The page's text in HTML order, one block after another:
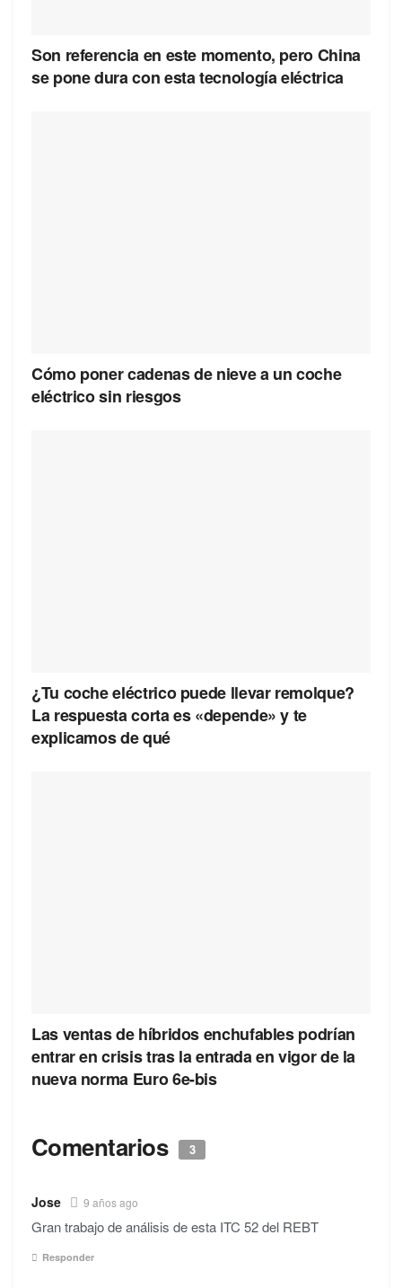
Son referencia en este momento, pero China
se pone dura con esta tecnología eléctrica
Cómo poner cadenas de nieve a un coche
eléctrico sin riesgos
¿Tu coche eléctrico puede llevar remolque?
La respuesta corta es «depende» y te
explicamos de qué
Las ventas de híbridos enchufables podrían
entrar en crisis tras la entrada en vigor de la
nueva norma Euro 6e-bis
Comentarios 3
Jose 9 años ago
Gran trabajo de análisis de esta ITC 52 del REBT
Responder